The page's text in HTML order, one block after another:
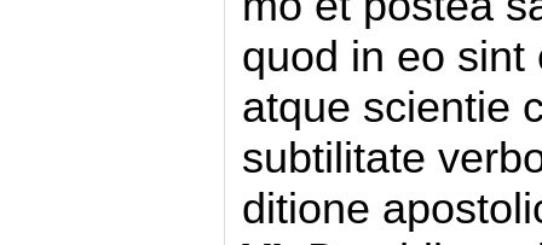
quod in eo sint
atque scientie
subtilitate
ditione